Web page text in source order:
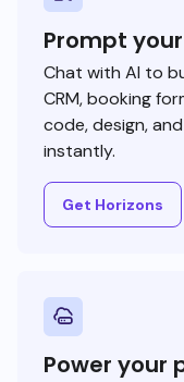
Prompt
Chat with AI to
CRM, booking
code, design,
instantly.
Get Horizons
Power your